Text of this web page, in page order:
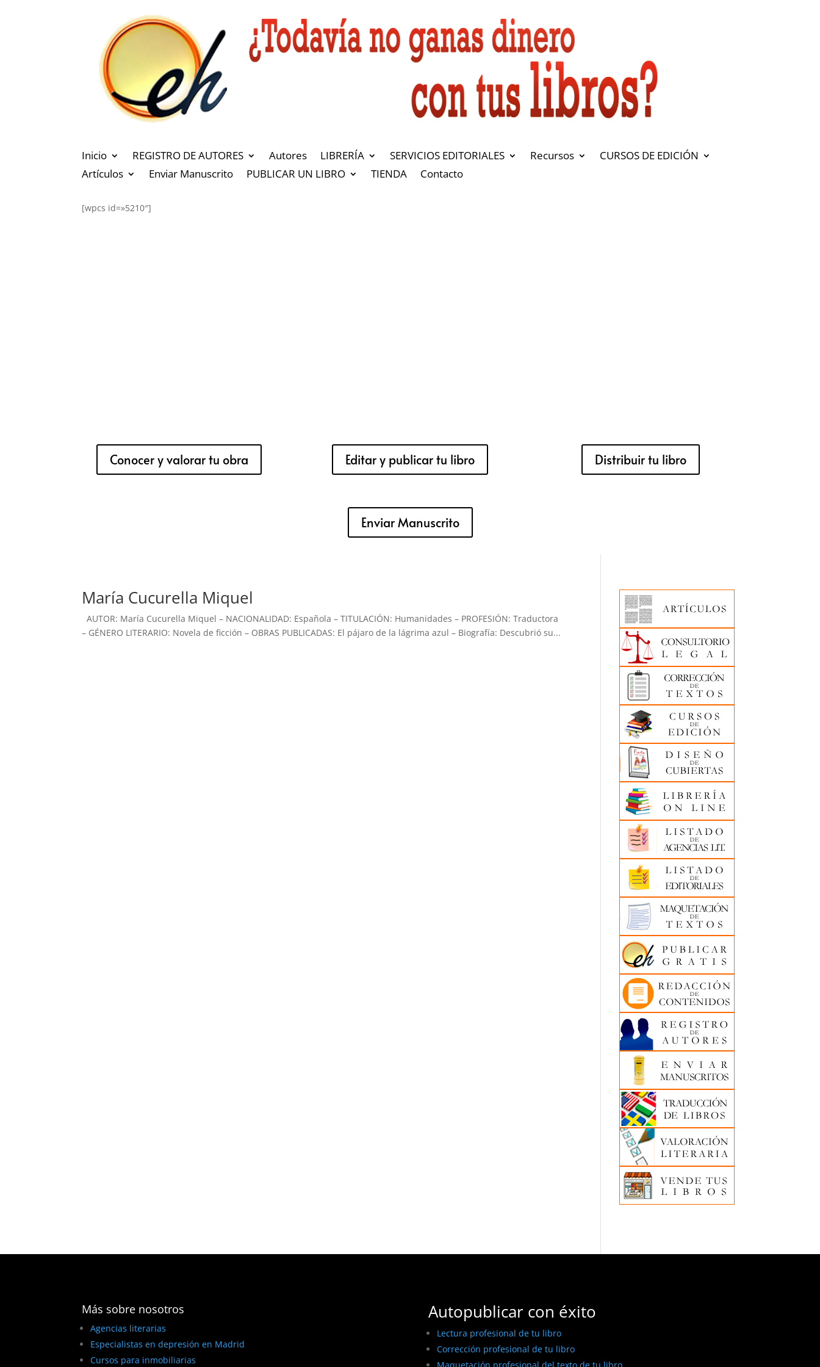
Inicio REGISTRO DE AUTORES Autores LIBRERÍA SERVICIOS EDITORIALES Recursos
CURSOS DE EDICIÓN
Artículos
Enviar Manuscrito PUBLICAR UN LIBRO TIENDA Contacto
[wpcs id=»5210″]
Conocer y valorar tu obra Editar y publicar tu libro Distribuir tu libro
Enviar Manuscrito
María Cucurella Miquel
AUTOR: María Cucurella Miquel – NACIONALIDAD: Española – TITULACIÓN: Humanidades – PROFESIÓN: Traductora
– GÉNERO LITERARIO: Novela de ficción – OBRAS PUBLICADAS: El pájaro de la lágrima azul – Biografía: Descubrió su...
Más sobre nosotros
Agencias literarias
Especialistas en depresión en Madrid
Cursos para inmobiliarias
Autopublicar con éxito
Lectura profesional de tu libro
Corrección profesional de tu libro